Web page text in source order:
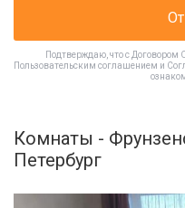
Подтверждаю, что с Договором
Пользовательским соглашением и
Комнаты -
Петербург